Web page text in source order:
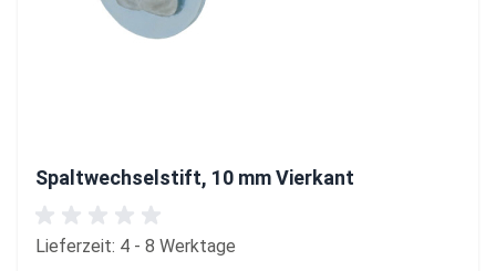
Spaltwechselstift, 10 mm Vierkant
Lieferzeit: 4 - 8 Werktage